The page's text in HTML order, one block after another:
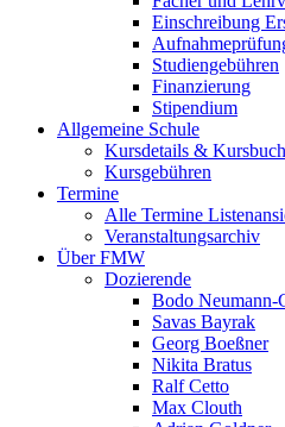
Einschreibung
Studiengebühren
Finanzierung
Stipendium
Allgemeine Schule
Kursdetails &
Kursgebühren
Termine
Alle Termine
Veranstaltungsarchiv
Über FMW
Dozierende
Bodo Neumann-
Savas Bayrak
Georg Boeßner
Nikita Bratus
Ralf Cetto
Max Clouth